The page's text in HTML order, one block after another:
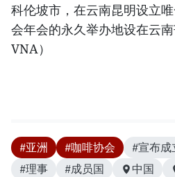
科伦坡市，在云南昆明设立
会年会的永久举办地设在云
VNA）
#亚洲 #咖啡协会 #宣布成
#理事
#成员国 中国